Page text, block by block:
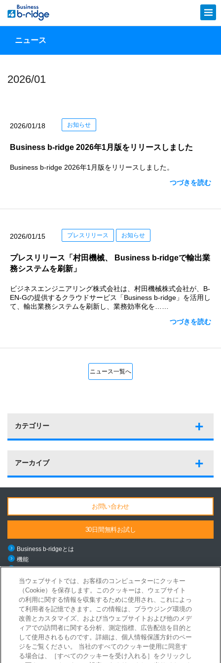
ニュース
2026/01
2026/01/18 お知らせ
Business b-ridge 2026年1月版をリリースしました
Business b-ridge 2026年1月版をリリースしました。
つづきを読む
2026/01/15 プレスリリース お知らせ
プレスリリース「村田機械、 Business b-ridgeで輸出業
務システムを刷新」
ビジネスエンジニアリング株式会社は、村田機械株式会社が、B-
EN-Gの提供するクラウドサービス「Business b-ridge」を活用し
て、輸出業務システムを刷新し、業務効率化を……
つづきを読む
ニュース一覧へ
カテゴリー
アーカイブ
お問い合わせ
30日間無料お試し
Business b-ridgeとは
機能
ご利用シーン
導入事例
ニュース
お役立ちコンテンツ
セミナー/イベント
メールマガジン登録
Business b-ridge利用規約およびSLA
セキュリティ
当ウェブサイトでは、お客様のコンピューターにクッキー
（Cookie）を保存します。このクッキーは、ウェブサイト
の利用に関する情報を収集するために使用され、これによっ
て利用者を記憶できます。この情報は、ブラウジング環境の
改善とカスタマイズ、および当ウェブサイトおよび他のメデ
ィアでの訪問者に関する分析、測定指標、広告配信を目的と
して使用されるものです。詳細は、個人情報保護方針のペー
ジをご覧ください。 当社のすべてのクッキー使用に同意す
る場合は、［すべてのクッキーを受け入れる］をクリックし